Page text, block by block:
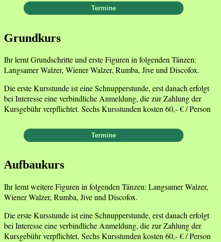
Grundkurs
Ihr lernt Grundschritte und erste Figuren in folgenden Tänzen:
Langsamer Walzer, Wiener Walzer, Rumba, Jive und Discofox.
Die erste Kursstunde ist eine Schnupperstunde, erst danach erfolgt
bei Interesse eine verbindliche Anmeldung, die zur Zahlung der
Kursgebühr verpflichtet. Sechs Kursstunden kosten 60,- € / Person
Aufbaukurs
Ihr lernt weitere Figuren in folgenden Tänzen: Langsamer Walzer,
Wiener Walzer, Rumba, Jive und Discofox.
Die erste Kursstunde ist eine Schnupperstunde, erst danach erfolgt
bei Interesse eine verbindliche Anmeldung, die zur Zahlung der
Kursgebühr verpflichtet. Sechs Kursstunden kosten 60,- € / Person